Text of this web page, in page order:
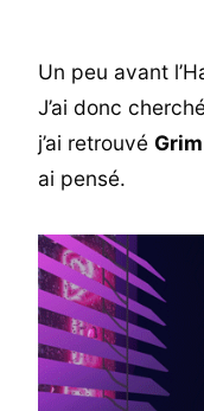
Un peu avant
J’ai donc
j’ai retrouvé
ai pensé.